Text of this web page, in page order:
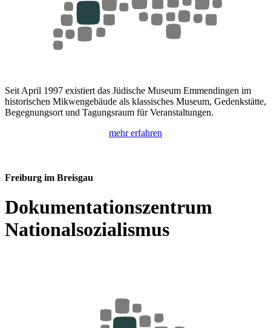
Seit April 1997 existiert das Jüdische Museum Emmendingen im
historischen Mikwengebäude als klassisches Museum, Gedenkstätte,
Begegnungsort und Tagungsraum für Veranstaltungen.
mehr erfahren
Freiburg im Breisgau
Dokumentationszentrum
Nationalsozialismus